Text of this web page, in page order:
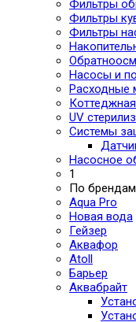
Фильтры
Фильтры
Фильтры
Насосы и
Расходные
UV
Системы
Насосное
1
По брендам
Aqua Pro
Новая вода
Гейзер
Аквафор
Atoll
Барьер
Аквабрайт